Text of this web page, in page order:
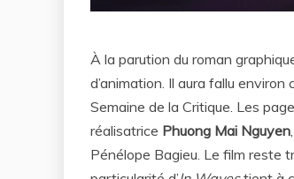
À la parution du roman
d’animation. Il aura fallu
Semaine de la Critique. Les
réalisatrice Phuong Mai Nguyen
Pénélope Bagieu. Le film reste